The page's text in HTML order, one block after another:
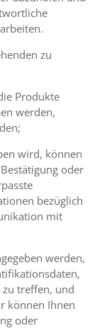
zu
Produkte
werden,
wird, können
oder
bezüglich
mit
werden,
treffen, und
können Ihnen
oder